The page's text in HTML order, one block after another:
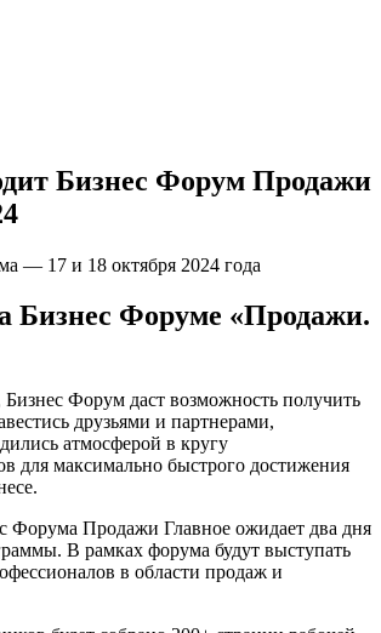
Бизнес Форум Продажи
— 17 и 18 октября 2024 года
Бизнес Форуме «Продажи.
Форум даст возможность получить
друзьями и партнерами,
атмосферой в кругу
для максимально быстрого достижения
Форума Продажи Главное ожидает два дня
В рамках форума будут выступать
в области продаж и